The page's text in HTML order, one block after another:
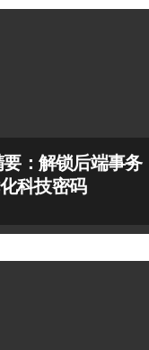
：解锁后端事务
科技密码